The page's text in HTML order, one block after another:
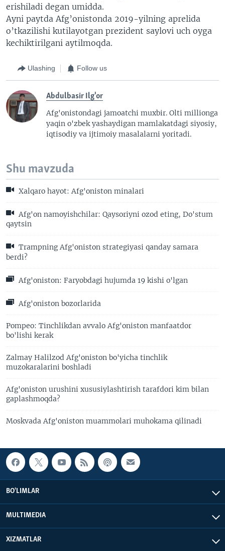
erishiladi degan umidda.
Ayni paytda Afg’onistonda 2019-yilning aprelida
o’tkazilishi kutilayotgan prezident saylovi uch oyga
kechiktirilgani aytilmoqda.
Ulashing Follow us
Abdulbasir Ilg'or
Afg'onistondagi jamoatchi muxbir. Olti millionga
yaqin o'zbek yashaydigan mamlakatdagi siyosiy,
iqtisodiy va ijtimoiy masalalarni yoritadi.
Shu mavzuda
Xalqaro hayot: Afg'oniston minalari
Afg'on namoyishchilar: Qaysoriyni ozod eting, Do'stum
qaytsin
Trampning Afg'oniston strategiyasi qanday samara
berdi?
Afg'oniston: Faryobdagi hujumda 19 kishi o'lgan
Afg'oniston bozorlarida
Pompeo: Tinchlikdan avvalo Afg'oniston manfaatdor
bo'lishi kerak
Zalmay Halilzod Afg'oniston bo'yicha tinchlik
muzokaralarini boshladi
Afg'oniston urushini xususiylashtirish tarafdori kim bilan
gaplashmoqda?
Moskvada Afg'oniston muammolari muhokama qilinadi
BO'LIMLAR
MULTIMEDIA
XIZMATLAR